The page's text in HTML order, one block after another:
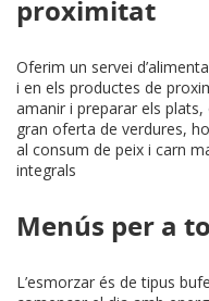
proximitat
Oferim un servei
i en els productes de
amanir i preparar els
gran oferta de verdures,
al consum de peix i carn
integrals
Menús per a
L’esmorzar és de tipus